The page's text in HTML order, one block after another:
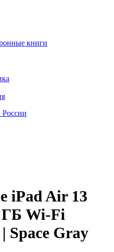
книги
России
iPad Air 13
ГБ Wi-Fi
Space Gray